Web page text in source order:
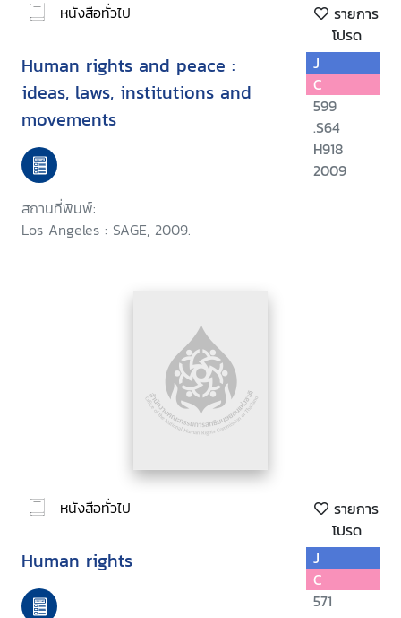
หนังสือทั่วไป
รายการ
โปรด
Human rights and peace :
ideas, laws, institutions and
movements
สถานที่พิมพ์:
Los Angeles : SAGE, 2009.
J
C
599
.S64
H918
2009
หนังสือทั่วไป
รายการ
โปรด
Human rights
J
C
571